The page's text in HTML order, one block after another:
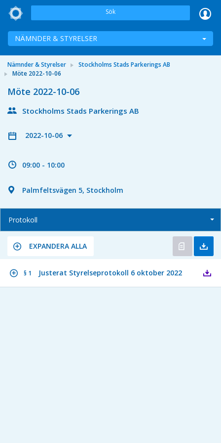
Sök
NÄMNDER & STYRELSER
Nämnder & Styrelser
Stockholms Stads Parkerings AB
Möte 2022-10-06
Möte 2022-10-06
Stockholms Stads Parkerings AB
2022-10-06
09:00 - 10:00
Palmfeltsvägen 5, Stockholm
Protokoll
EXPANDERA ALLA
§ 1 Justerat Styrelseprotokoll 6 oktober 2022